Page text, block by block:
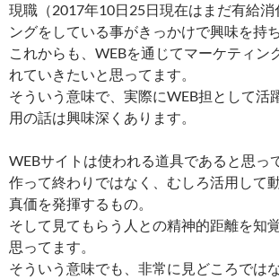
現職（2017年10日25日現在はまだ有給消
ングをしている事がきっかけで興味を持ち
これからも、WEBを通じてマーケティン
れていきたいと思ってます。
そういう意味で、実際にWEB担として活
用の話は興味深くあります。
WEBサイトは使われる道具であると思っ
作って終わりではなく、むしろ活用して
真価を発揮するもの。
そして見てもらう人との精神的距離を知
思ってます。
そういう意味でも、非常に見どころでは